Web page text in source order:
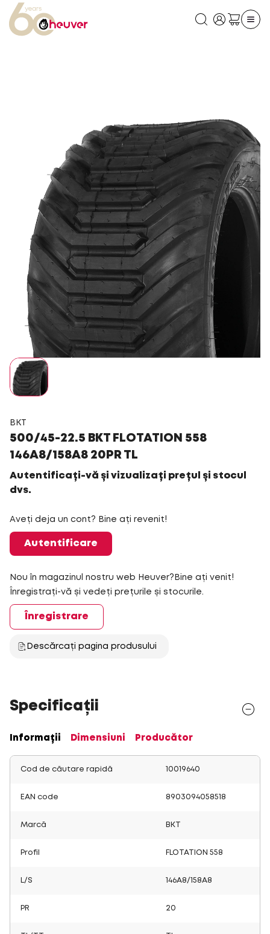
BKT
500/45-22.5 BKT FLOTATION 558
146A8/158A8 20PR TL
Autentificați-vă și vizualizați prețul și stocul
dvs.
Aveți deja un cont? Bine ați revenit!
Autentificare
Nou în magazinul nostru web Heuver?Bine ați venit!
Înregistrați-vă și vedeți prețurile și stocurile.
Înregistrare
Descărcați pagina produsului
Specificații
Informații Dimensiuni Producător
Cod de căutare rapidă 10019640
EAN code 8903094058518
Marcă BKT
Profil FLOTATION 558
L/S 146A8/158A8
PR 20